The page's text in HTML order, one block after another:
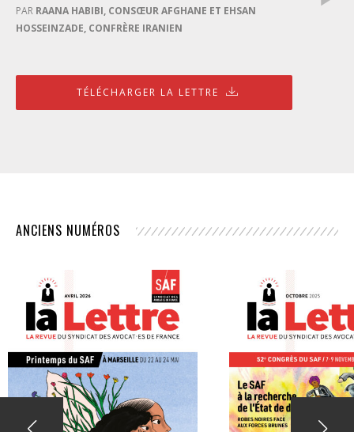
PAR RAANA HABIBI, CONSŒUR AFGHANE ET EHSAN
HOSSEINZADE, CONFRÈRE IRANIEN
TÉLÉCHARGER LA LETTRE
ANCIENS NUMÉROS